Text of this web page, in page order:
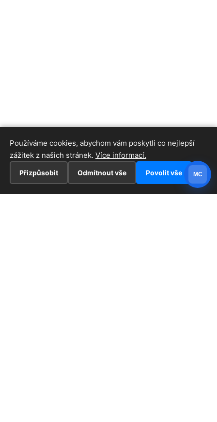
Používáme cookies, abychom vám poskytli co nejlepší
zážitek z našich stránek. Více informací.
Přizpůsobit Odmítnout vše Povolit vše MC